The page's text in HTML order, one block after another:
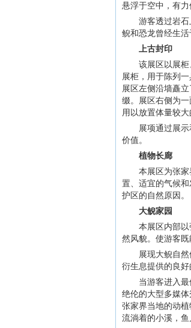
悬浮于空中，有
游客透过岩
鲵和恐龙曾经生活
上古封印
该展区以展
展柜，用于陈列
展区左侧沿墙矗
缀。展区右侧为
用以放置体量较大
展项通过展
价值。
植物长廊
本展区为张
置、适宜的气候
护区的自然原因。
大鲵家园
本展区内部
然风貌。使游客
展现大鲵自
衍生息提供的良
当游客进入
绝伦的大型多媒
张家界当地的动
流淌着的小溪，